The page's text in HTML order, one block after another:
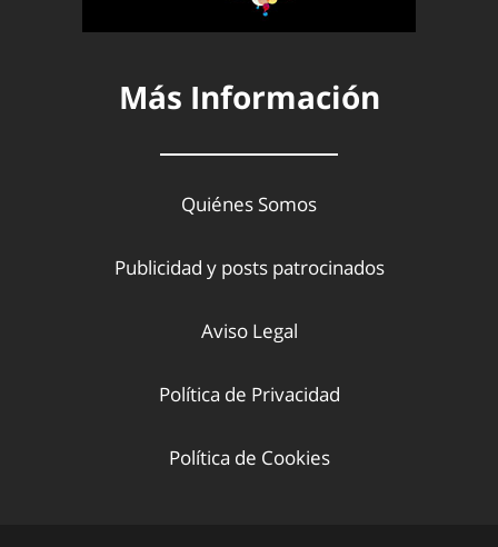
Más Información
Quiénes Somos
Publicidad y posts patrocinados
Aviso Legal
Política de Privacidad
Política de Cookies